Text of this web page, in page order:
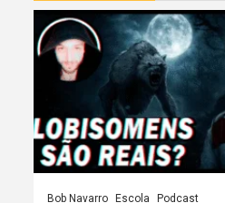
Bob Navarro Escola Podcast